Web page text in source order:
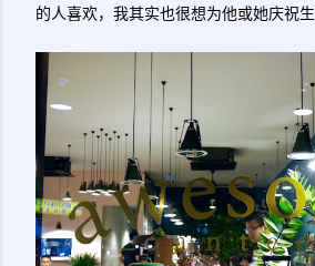
的人喜欢，我其实也很想为他或她庆祝生